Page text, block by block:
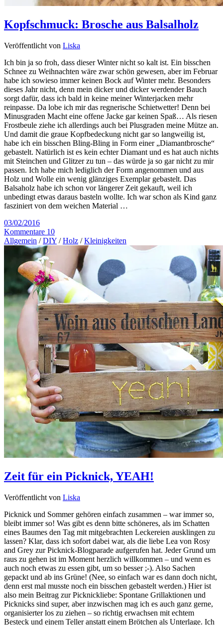
Kopfschmuck: Brosche aus Balsalholz
Veröffentlicht von Liska
Ich bin ja so froh, dass dieser Winter nicht so kalt ist. Ein bisschen
Schnee zu Weihnachten wäre zwar schön gewesen, aber im Februar
habe ich sowieso immer keinen Bock auf Winter mehr. Besonders
dieses Jahr nicht, denn mein dicker und dicker werdender Bauch
sorgt dafür, dass ich bald in keine meiner Winterjacken mehr
reinpasse. Da lobe ich mir das regnerische Schietwetter! Denn bei
Minusgraden Macht eine offene Jacke gar keinen Spaß… Als riesen
Frostbeule ziehe ich allerdings auch bei Plusgraden meine Mütze an.
Und damit die graue Kopfbedeckung nicht gar so langweilig ist,
habe ich ein bisschen Bling-Bling in Form einer „Diamantbrosche“
gebastelt. Natürlich ist es kein echter Diamant und es hat auch nichts
mit Steinchen und Glitzer zu tun – das würde ja so gar nicht zu mir
passen. Ich habe mich lediglich der Form angenommen und aus
Holz und Wolle ein wenig glänziges Exemplar gebastelt. Das
Balsaholz habe ich schon vor längerer Zeit gekauft, weil ich
unbedingt etwas daraus basteln wollte. Ich war schon als Kind ganz
fasziniert von dem weichen Material …
03/02/2016
Kommentare 10
Allgemein /DIY /Holz /Kleinigkeiten
Zeit für ein Picknick, YEAH!
Veröffentlicht von Liska
Picknick und Sommer gehören einfach zusammen – war immer so,
bleibt immer so! Was gibt es denn bitte schöneres, als im Schatten
eines Baumes den Tag mit mitgebrachten Leckereien ausklingen zu
lassen? Klar, dass ich sofort dabei war, als die liebe Lea von Rosy
and Grey zur Picknick-Blogparade aufgerufen hat. Jeder Grund um
raus zu gehen ist im Moment herzlich willkommen – und wenn es
auch noch etwas zu essen gibt, um so besser ;-). Also Sachen
gepackt und ab ins Grüne! (Nee, so einfach war es dann doch nicht,
denn erst mal musste noch ein bisschen gebastelt werden.) Hier ist
also mein Beitrag zur Picknickliebe: Spontane Grillaktionen und
Picknicks sind super, aber inzwischen mag ich es auch ganz gerne,
organisierter los zu ziehen – so richtig erwachsen mit echtem
Besteck und einem Teller anstatt einem Brötchen als Unterlage. Ich